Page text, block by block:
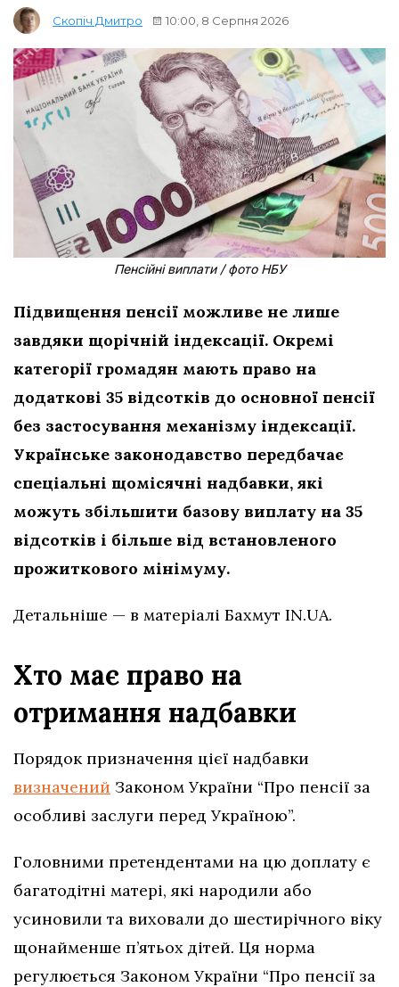
Скопіч Дмитро 10:00, 8 Серпня 2026
Пенсійні виплати / фото НБУ
Підвищення пенсії можливе не лише
завдяки щорічній індексації. Окремі
категорії громадян мають право на
додаткові 35 відсотків до основної пенсії
без застосування механізму індексації.
Українське законодавство передбачає
спеціальні щомісячні надбавки, які
можуть збільшити базову виплату на 35
відсотків і більше від встановленого
прожиткового мінімуму.
Детальніше — в матеріалі Бахмут IN.UA.
Хто має право на
отримання надбавки
Порядок призначення цієї надбавки
визначений Законом України “Про пенсії за
особливі заслуги перед Україною”.
Головними претендентами на цю доплату є
багатодітні матері, які народили або
усиновили та виховали до шестирічного віку
щонайменше п’ятьох дітей. Ця норма
регулюється Законом України “Про пенсії за